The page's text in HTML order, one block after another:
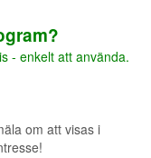
- enkelt att använda.
om att visas i